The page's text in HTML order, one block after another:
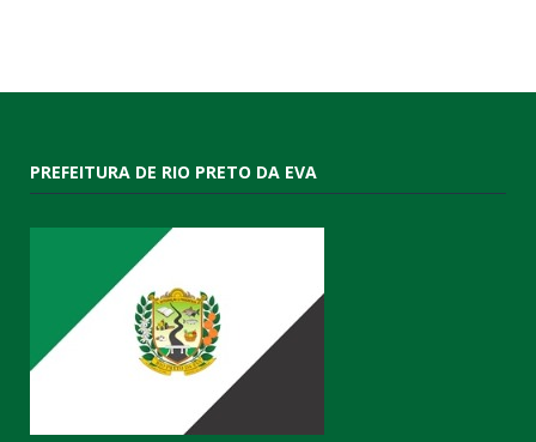
PREFEITURA DE RIO PRETO DA EVA